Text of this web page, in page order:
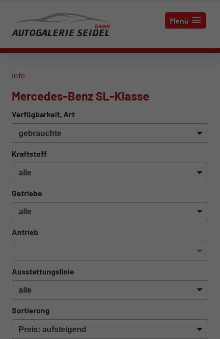
Menü
info
Mercedes-Benz SL-Klasse
Verfügbarkeit, Art
Kraftstoff
Getriebe
Antrieb
Ausstattungslinie
Sortierung